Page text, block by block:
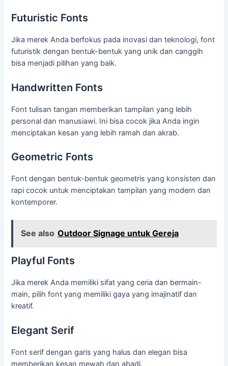
Futuristic Fonts
Jika merek Anda berfokus pada inovasi dan teknologi, font
futuristik dengan bentuk-bentuk yang unik dan canggih
bisa menjadi pilihan yang baik.
Handwritten Fonts
Font tulisan tangan memberikan tampilan yang lebih
personal dan manusiawi. Ini bisa cocok jika Anda ingin
menciptakan kesan yang lebih ramah dan akrab.
Geometric Fonts
Font dengan bentuk-bentuk geometris yang konsisten dan
rapi cocok untuk menciptakan tampilan yang modern dan
kontemporer.
See also Outdoor Signage untuk Gereja
Playful Fonts
Jika merek Anda memiliki sifat yang ceria dan bermain-
main, pilih font yang memiliki gaya yang imajinatif dan
kreatif.
Elegant Serif
Font serif dengan garis yang halus dan elegan bisa
memberikan kesan mewah dan abadi.